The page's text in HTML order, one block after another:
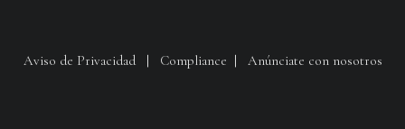
Aviso de Privacidad| Compliance Anúnciate con nosotros